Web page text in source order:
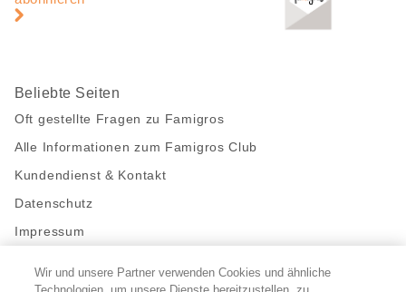
Beliebte Seiten
Oft gestellte Fragen zu Famigros
Alle Informationen zum Famigros Club
Kundendienst & Kontakt
Datenschutz
Impressum
Bleibe mit uns in Kontakt
Wir und unsere Partner verwenden Cookies und ähnliche